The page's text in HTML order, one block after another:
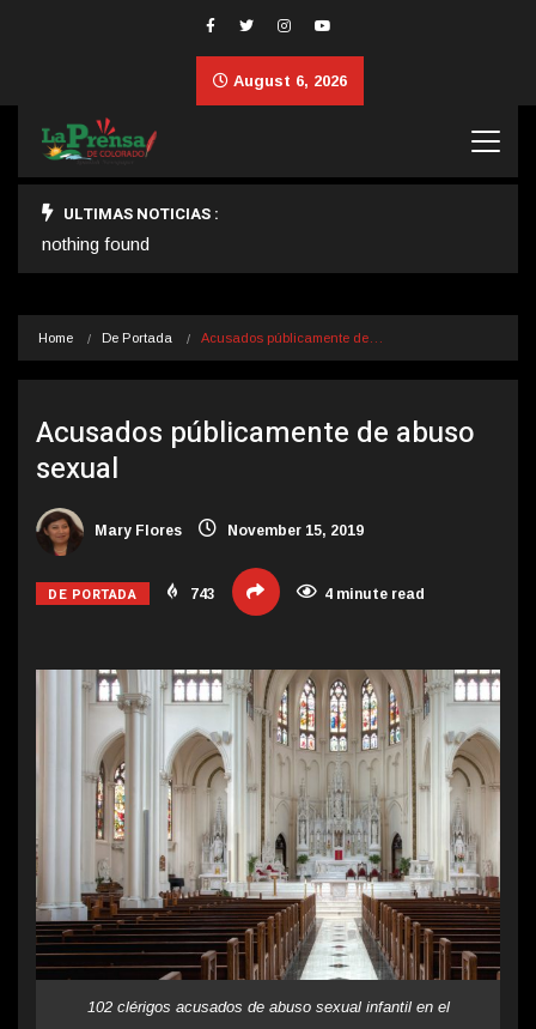
August 6, 2026
ULTIMAS NOTICIAS :
nothing found
Home De Portada Acusados públicamente de…
Acusados públicamente de abuso
sexual
Mary Flores November 15, 2019
DE PORTADA 743 4 minute read
102 clérigos acusados ​​de abuso sexual infantil en el